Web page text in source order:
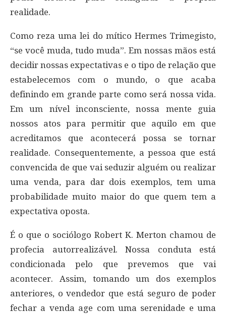
realidade.
Como reza uma lei do mítico Hermes Trimegisto,
“se você muda, tudo muda”. Em nossas mãos está
decidir nossas expectativas e o tipo de relação que
estabelecemos com o mundo, o que acaba
definindo em grande parte como será nossa vida.
Em um nível inconsciente, nossa mente guia
nossos atos para permitir que aquilo em que
acreditamos que acontecerá possa se tornar
realidade. Consequentemente, a pessoa que está
convencida de que vai seduzir alguém ou realizar
uma venda, para dar dois exemplos, tem uma
probabilidade muito maior do que quem tem a
expectativa oposta.
É o que o sociólogo Robert K. Merton chamou de
profecia autorrealizável. Nossa conduta está
condicionada pelo que prevemos que vai
acontecer. Assim, tomando um dos exemplos
anteriores, o vendedor que está seguro de poder
fechar a venda age com uma serenidade e uma